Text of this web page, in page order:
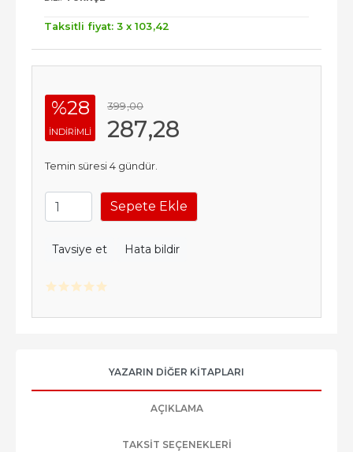
Taksitli fiyat: 3 x 103,42
%28
INDIRIMLI
399,00
287,28
Temin süresi 4 gündür.
Sepete Ekle
Tavsiye et Hata bildir
YAZARIN DIĞER KITAPLARI
AÇIKLAMA
TAKSIT SEÇENEKLERI